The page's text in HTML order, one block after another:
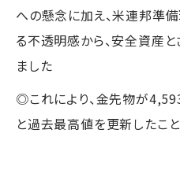
への懸念に加え、米連邦準
る不透明感から、安全資産
ました
◎これにより、金先物が
と過去最高値を更新したこ